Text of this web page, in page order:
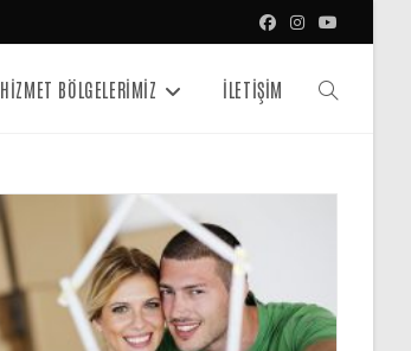
HİZMET BÖLGELERİMİZ İLETİŞİM Toggle